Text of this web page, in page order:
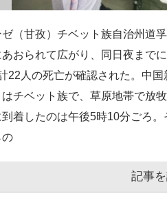
ゼ（甘孜）チベット族自治州道
おられて広がり、同日夜まで
22人の死亡が確認された。中
チベット族で、草原地帯で放
到着したのは午後5時10分ごろ
の
記事